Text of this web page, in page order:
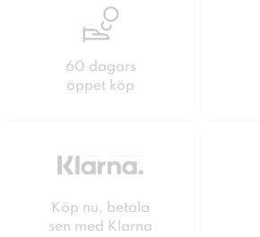
60 dagars
öppet köp
Köp nu, betala
sen med Klarna